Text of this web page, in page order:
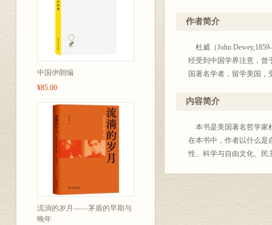
中国伊朗编
¥85.00
流淌的岁月——茅盾的早期与
晚年
作者简介
杜威（John
经受到中国学界注意，曾
国著名学者，留学美国
内容简介
本书是美国著名哲学家
在本书中，作者以什么是
性、科学与自由文化、民